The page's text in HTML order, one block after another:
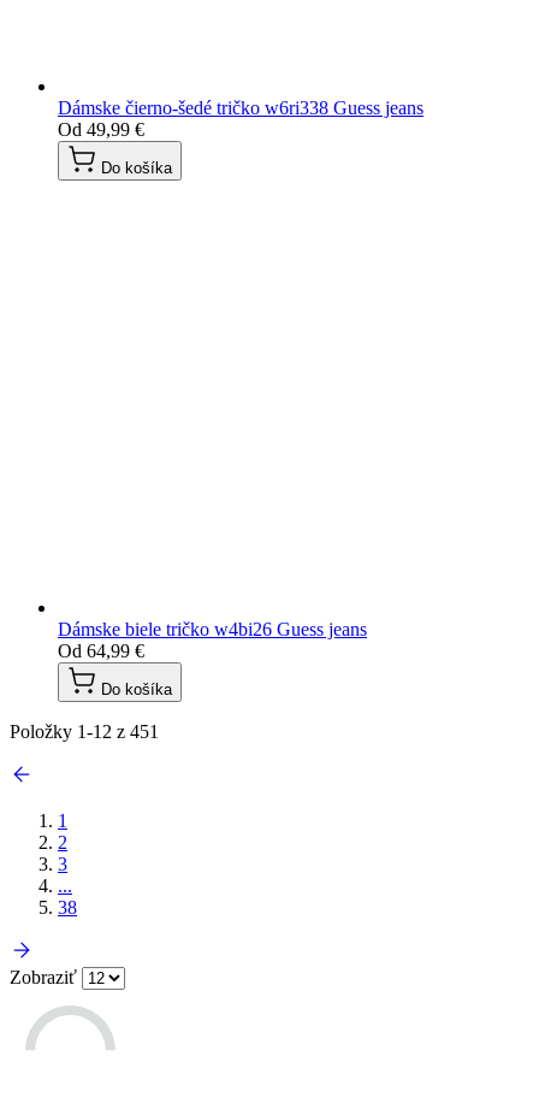
Dámske čierno-šedé tričko w6ri338 Guess jeans
Od 49,99 €
Do košíka
Dámske biele tričko w4bi26 Guess jeans
Od 64,99 €
Do košíka
Položky 1-12 z 451
1
2
3
...
38
Zobraziť